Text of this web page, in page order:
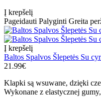
Į krepšelį
Pageidauti Palyginti Greita
Į krepšelį
Baltos Spalvos Šlepetės Su
21.99€
Klapki są wsuwane, dzięki
Wykonane z elastycznej